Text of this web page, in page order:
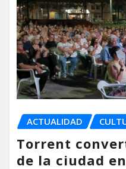
ACTUALIDAD
Torrent
de la ciudad